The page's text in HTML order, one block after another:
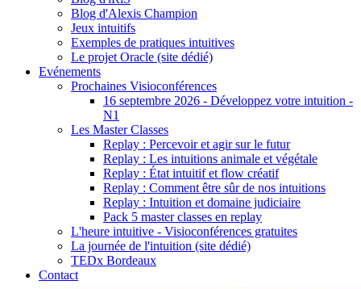
Blog d'Alexis Champion
Jeux intuitifs
Exemples de pratiques intuitives
Le projet Oracle (site dédié)
Evénements
Prochaines Visioconférences
16 septembre 2026 - Développez votre intuition -
N1
Les Master Classes
Replay : Percevoir et agir sur le futur
Replay : Les intuitions animale et végétale
Replay : État intuitif et flow créatif
Replay : Comment être sûr de nos intuitions
Replay : Intuition et domaine judiciaire
Pack 5 master classes en replay
L'heure intuitive - Visioconférences gratuites
La journée de l'intuition (site dédié)
TEDx Bordeaux
Contact